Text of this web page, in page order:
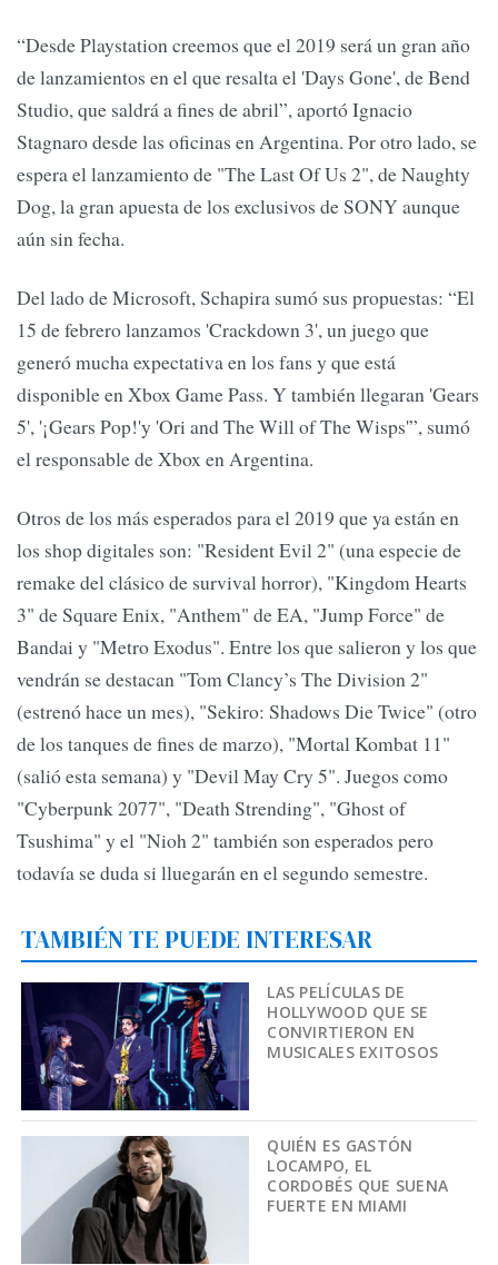
“Desde Playstation creemos que el 2019 será un gran año
de lanzamientos en el que resalta el 'Days Gone', de Bend
Studio, que saldrá a fines de abril”, aportó Ignacio
Stagnaro desde las oficinas en Argentina. Por otro lado, se
espera el lanzamiento de "The Last Of Us 2", de Naughty
Dog, la gran apuesta de los exclusivos de SONY aunque
aún sin fecha.
Del lado de Microsoft, Schapira sumó sus propuestas: “El
15 de febrero lanzamos 'Crackdown 3', un juego que
generó mucha expectativa en los fans y que está
disponible en Xbox Game Pass. Y también llegaran 'Gears
5', '¡Gears Pop!'y 'Ori and The Will of The Wisps'”, sumó
el responsable de Xbox en Argentina.
Otros de los más esperados para el 2019 que ya están en
los shop digitales son: "Resident Evil 2" (una especie de
remake del clásico de survival horror), "Kingdom Hearts
3" de Square Enix, "Anthem" de EA, "Jump Force" de
Bandai y "Metro Exodus". Entre los que salieron y los que
vendrán se destacan "Tom Clancy’s The Division 2"
(estrenó hace un mes), "Sekiro: Shadows Die Twice" (otro
de los tanques de fines de marzo), "Mortal Kombat 11"
(salió esta semana) y "Devil May Cry 5". Juegos como
"Cyberpunk 2077", "Death Strending", "Ghost of
Tsushima" y el "Nioh 2" también son esperados pero
todavía se duda si lluegarán en el segundo semestre.
TAMBIÉN TE PUEDE INTERESAR
LAS PELÍCULAS DE
HOLLYWOOD QUE SE
CONVIRTIERON EN
MUSICALES EXITOSOS
QUIÉN ES GASTÓN
LOCAMPO, EL
CORDOBÉS QUE SUENA
FUERTE EN MIAMI